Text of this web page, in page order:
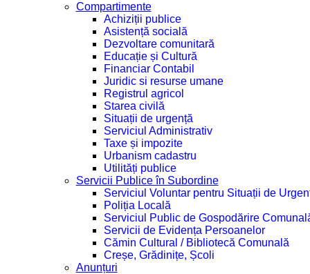
Compartimente
Achiziții publice
Asistență socială
Dezvoltare comunitară
Educație și Cultură
Financiar Contabil
Juridic si resurse umane
Registrul agricol
Starea civilă
Situații de urgență
Serviciul Administrativ
Taxe și impozite
Urbanism cadastru
Utilități publice
Servicii Publice în Subordine
Serviciul Voluntar pentru Situații de
Poliția Locală
Serviciul Public de Gospodărire
Servicii de Evidența Persoanelor
Cămin Cultural / Bibliotecă Comunală
Creșe, Grădinițe, Școli
Anunțuri